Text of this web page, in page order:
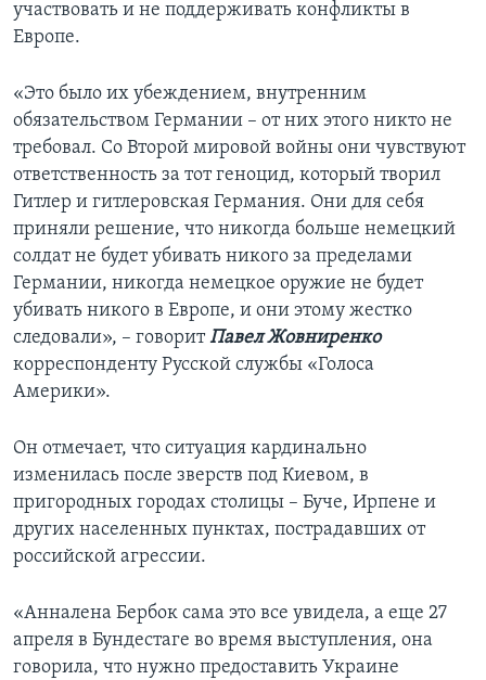
участвовать и не поддерживать конфликты в
Европе.
«Это было их убеждением, внутренним
обязательством Германии – от них этого никто не
требовал. Со Второй мировой войны они чувствуют
ответственность за тот геноцид, который творил
Гитлер и гитлеровская Германия. Они для себя
приняли решение, что никогда больше немецкий
солдат не будет убивать никого за пределами
Германии, никогда немецкое оружие не будет
убивать никого в Европе, и они этому жестко
следовали», – говоритПавел Жовниренко
корреспонденту Русской службы «Голоса
Америки».
Он отмечает, что ситуация кардинально
изменилась после зверств под Киевом, в
пригородных городах столицы – Буче, Ирпене и
других населенных пунктах, пострадавших от
российской агрессии.
«Анналена Бербок сама это все увидела, а еще 27
апреля в Бундестаге во время выступления, она
говорила, что нужно предоставить Украине